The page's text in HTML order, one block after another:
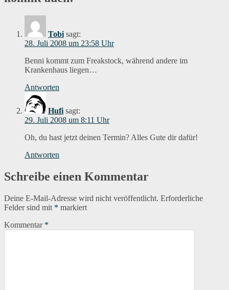
Tobi sagt:
28. Juli 2008 um 23:58 Uhr
Benni kommt zum Freakstock, während andere im
Krankenhaus liegen…
Antworten
Hufi sagt:
29. Juli 2008 um 8:11 Uhr
Oh, du hast jetzt deinen Termin? Alles Gute dir dafür!
Antworten
Schreibe einen Kommentar
Deine E-Mail-Adresse wird nicht veröffentlicht. Erforderliche
Felder sind mit * markiert
Kommentar *